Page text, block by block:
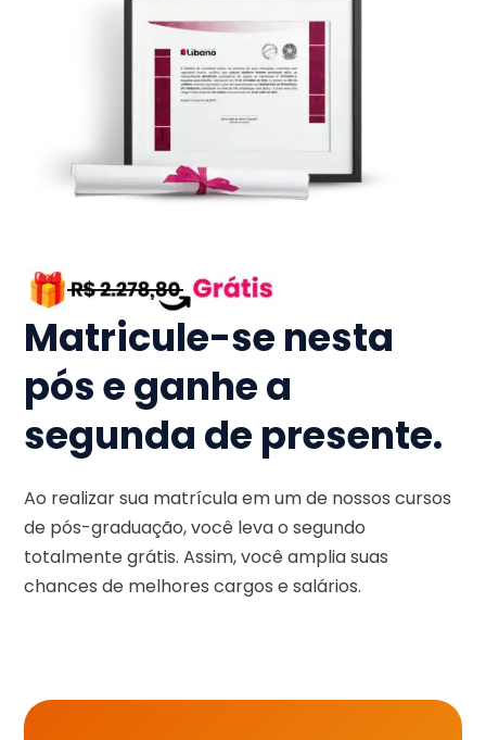
Matricule-se nesta
pós e ganhe a
segunda de presente.
Ao realizar sua matrícula em um de nossos cursos
de pós-graduação, você leva o segundo
totalmente grátis. Assim, você amplia suas
chances de melhores cargos e salários.